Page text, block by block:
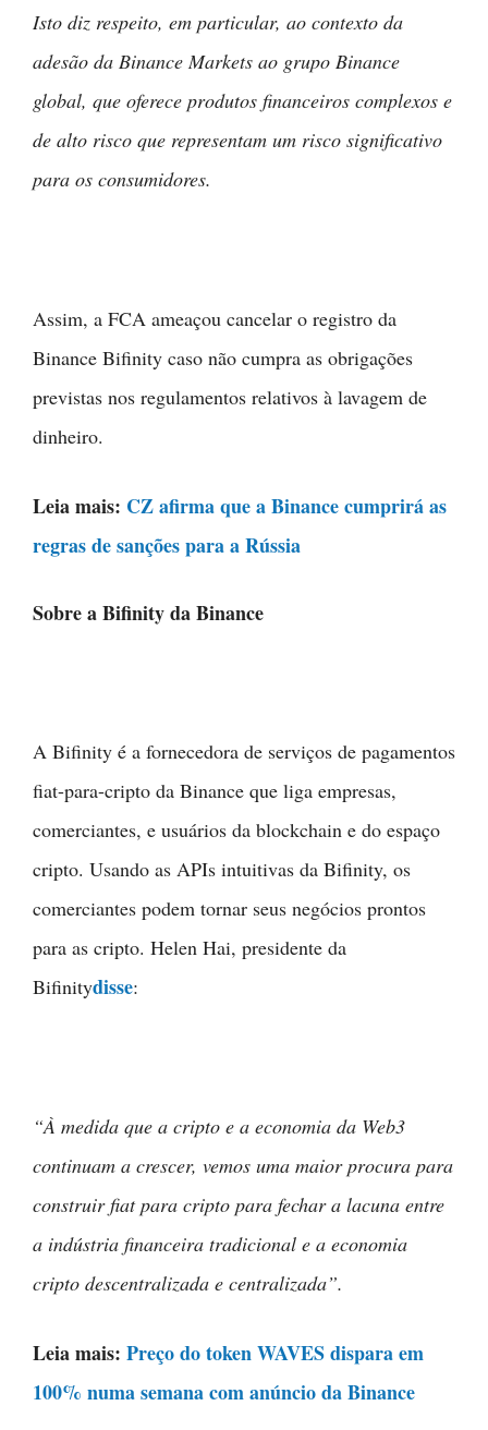
Isto diz respeito, em particular, ao contexto da
adesão da Binance Markets ao grupo Binance
global, que oferece produtos financeiros complexos e
de alto risco que representam um risco significativo
para os consumidores.
Assim, a FCA ameaçou cancelar o registro da
Binance Bifinity caso não cumpra as obrigações
previstas nos regulamentos relativos à lavagem de
dinheiro.
Leia mais: CZ afirma que a Binance cumprirá as
regras de sanções para a Rússia
Sobre a Bifinity da Binance
A Bifinity é a fornecedora de serviços de pagamentos
fiat-para-cripto da Binance que liga empresas,
comerciantes, e usuários da blockchain e do espaço
cripto. Usando as APIs intuitivas da Bifinity, os
comerciantes podem tornar seus negócios prontos
para as cripto. Helen Hai, presidente da
Bifinitydisse:
“À medida que a cripto e a economia da Web3
continuam a crescer, vemos uma maior procura para
construir fiat para cripto para fechar a lacuna entre
a indústria financeira tradicional e a economia
cripto descentralizada e centralizada”.
Leia mais: Preço do token WAVES dispara em
100% numa semana com anúncio da Binance